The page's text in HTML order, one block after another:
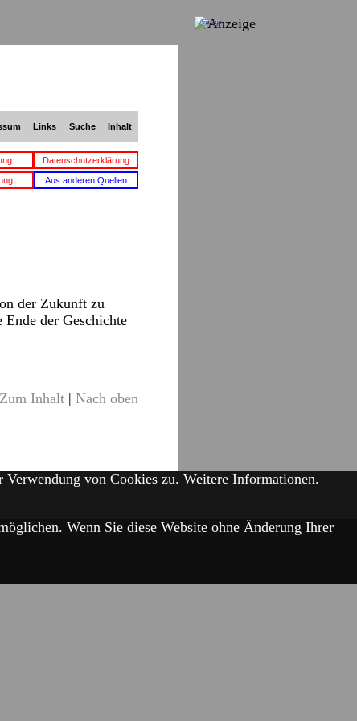
Links Suche Inhalt
Datenschutzerklärung
Aus anderen Quellen
der Zukunft zu
der Geschichte
Zum Inhalt | Nach oben
Anzeige
von Cookies zu. Weitere Informationen.
Wenn Sie diese Website ohne Änderung Ihrer